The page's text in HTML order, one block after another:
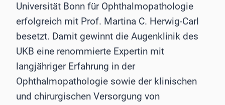
Universität Bonn für Ophthalmopathologie
erfolgreich mit Prof. Martina C. Herwig-Carl
besetzt. Damit gewinnt die Augenklinik des
UKB eine renommierte Expertin mit
langjähriger Erfahrung in der
Ophthalmopathologie sowie der klinischen
und chirurgischen Versorgung von